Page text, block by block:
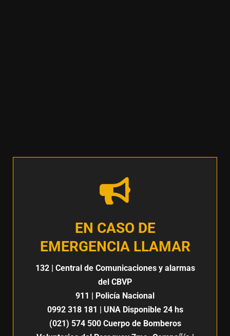
EN CASO DE
EMERGENCIA LLAMAR
132| Central de Comunicaciones y alarmas
del CBVP
911 | Policía Nacional
0992 318 181 | UNA Disponible 24 hs
(021) 574 500Cuerpo de Bomberos